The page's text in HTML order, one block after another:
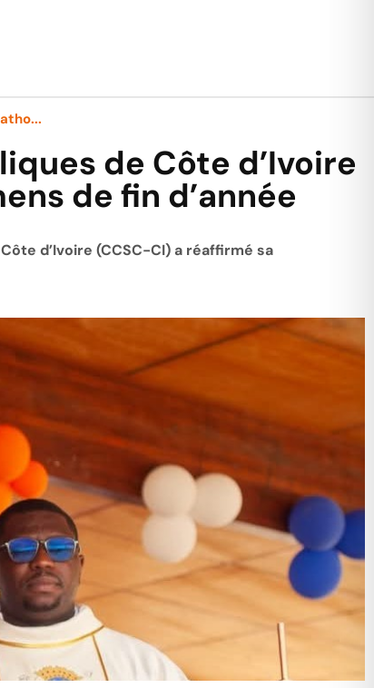
de Côte d’Ivoire
de fin d’année
d’Ivoire (CCSC-CI) a réaffirmé sa